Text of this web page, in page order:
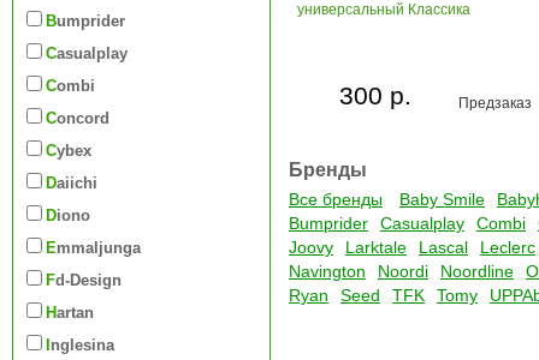
Bumprider
Casualplay
Combi
Concord
Cybex
Daiichi
Diono
Emmaljunga
Fd-Design
Hartan
Inglesina
универсальный Классика
Предзаказ
300 р.
Бренды
Все бренды Baby Smile
Bumprider
Casualplay Combi
Joovy
Larktale Lascal
Leclerc
Navington
Noordi Noordline
Ryan
Seed TFK Tomy